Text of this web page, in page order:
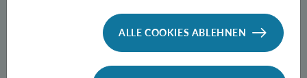
ALLE COOKIES ABLEHNEN